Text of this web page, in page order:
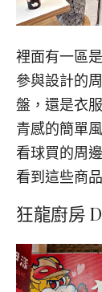
裡面有一區
參與設計的
盤，還是衣
青感的簡單
看球買的周
看到這些商
狂龍廚房